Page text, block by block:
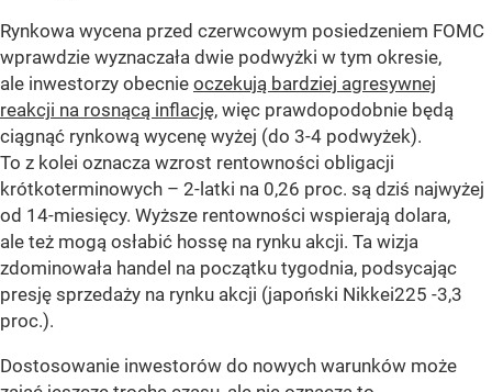
Rynkowa wycena przed czerwcowym posiedzeniem FOMC
wprawdzie wyznaczała dwie podwyżki w tym okresie,
ale inwestorzy obecnie oczekują bardziej agresywnej
reakcji na rosnącą inflację, więc prawdopodobnie będą
ciągnąć rynkową wycenę wyżej (do 3-4 podwyżek).
To z kolei oznacza wzrost rentowności obligacji
krótkoterminowych – 2-latki na 0,26 proc. są dziś najwyżej
od 14-miesięcy. Wyższe rentowności wspierają dolara,
ale też mogą osłabić hossę na rynku akcji. Ta wizja
zdominowała handel na początku tygodnia, podsycając
presję sprzedaży na rynku akcji (japoński Nikkei225 -3,3
proc.).
Dostosowanie inwestorów do nowych warunków może